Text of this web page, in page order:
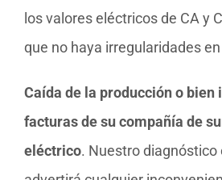
los valores eléctricos de CA y
que no haya irregularidades
Caída de la producción o bien
facturas de su compañía de
eléctrico. Nuestro diagnóstico